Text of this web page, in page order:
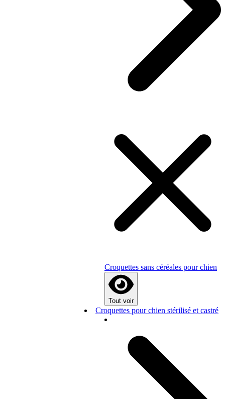
Croquettes sans céréales pour chien
Tout voir
Croquettes pour chien stérilisé et castré